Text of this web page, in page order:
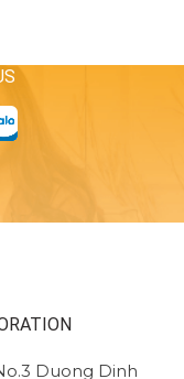
Duong Dinh